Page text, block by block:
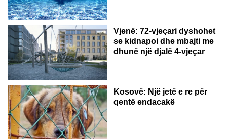
Vjenë: 72-vjeçari dyshohet
se kidnapoi dhe mbajti me
dhunë një djalë 4-vjeçar
Kosovë: Një jetë e re për
qentë endacakë